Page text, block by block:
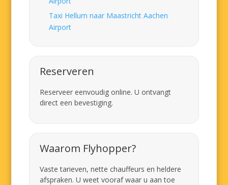
Taxi Hellum naar Maastricht Aachen
Airport
Reserveren
Reserveer eenvoudig online. U ontvangt
direct een bevestiging.
Waarom Flyhopper?
Vaste tarieven, nette chauffeurs en heldere
afspraken. U weet vooraf waar u aan toe